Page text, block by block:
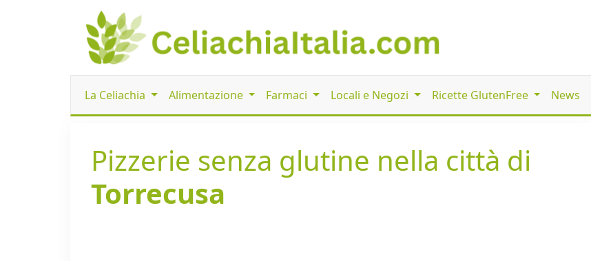
La Celiachia Alimentazione Farmaci Locali e Negozi Ricette GlutenFree News
Pizzerie senza glutine nella città di
Torrecusa